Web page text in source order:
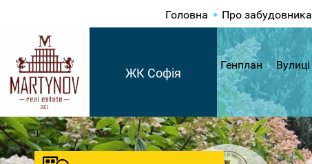
Головна Про забудовника
ЖК Софія
Генплан Вулиці